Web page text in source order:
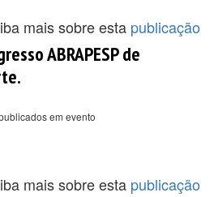
mais sobre esta publicação
ABRAPESP de
em evento
mais sobre esta publicação